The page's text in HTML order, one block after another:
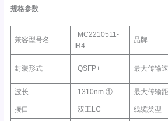
规格参数
兼容型号名
MC2210511-
IR4
品牌
封装形式 QSFP+ 最大传输
波长 1310nm ① 最大传输
接口 双工LC 线缆类型